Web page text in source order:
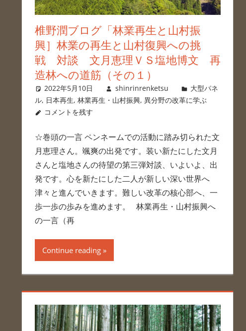
椎野潤ブログ「林業再生と山村振
興］林業の再生と山村復興への挑
戦 対談 文月恵理ＶＳ塩地博文 再
造林への道筋（その１）
2022年5月10日 shinrinrenketsu
大型パネ
ル, 日本再生, 林業再生・山村振興, 異分野の改革に学ぶ
コメントを残す
☆巻頭の一言 ペンネームでの活動に踏み切られた文
月恵理さん。颯爽の出発です。装い新たにした文月
さんと塩地さんの待望の第三弾対談、いよいよ、出
発です。心を新たにした二人が新しい深い世界へ
津々と進んでいきます。難しい改革の核心部へ、一
歩一歩の歩みを進めます。 林業再生・山村振興へ
の一言（再
Continue reading